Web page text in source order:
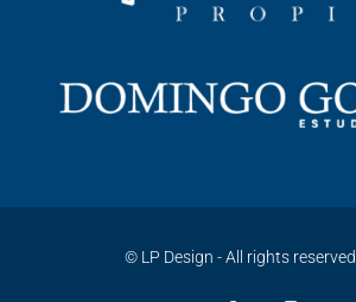
© LP Design - All rights reserved